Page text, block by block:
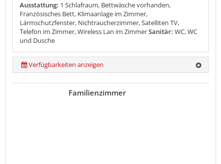
Ausstattung: 1 Schlafraum, Bettwäsche vorhanden,
Französisches Bett, Klimaanlage im Zimmer,
Lärmschutzfenster, Nichtraucherzimmer, Satelliten TV,
Telefon im Zimmer, Wireless Lan im ZimmerSanitär: WC, WC
und Dusche
Verfügbarkeiten anzeigen
Familienzimmer